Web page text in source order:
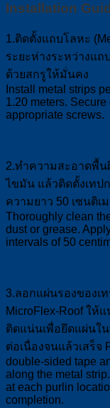
Installation
1.ติดตั้งแถบโลหะ
ระยะห่างระหว่างแถ
ด้วยสกรูให้มั่นคง
Install metal strips
1.20 meters.
appropriate screws.
2.ทำความสะอาดพื้
ไขมัน แล้วติดตั้งเทป
ความยาว 50 เซนติเ
Thoroughly clean
dust or grease.
intervals of 50
3.ลอกแผ่นรองของเ
MicroFlex-Roof ใ
ติดแน่นเพื่อยึดแผ่นใ
ต่อเนื่องจนแล้วเสร็จ
double-sided tape
along the metal
at each purlin
completion.